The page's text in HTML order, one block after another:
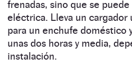
frenadas, sino que se
eléctrica. Lleva un cargador
para un enchufe doméstico
unas dos horas y media,
instalación.